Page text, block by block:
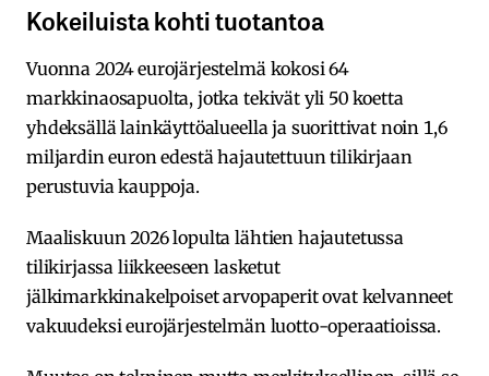
Kokeiluista kohti tuotantoa
Vuonna 2024 eurojärjestelmä kokosi 64
markkinaosapuolta, jotka tekivät yli 50 koetta
yhdeksällä lainkäyttöalueella ja suorittivat noin 1,6
miljardin euron edestä hajautettuun tilikirjaan
perustuvia kauppoja.
Maaliskuun 2026 lopulta lähtien hajautetussa
tilikirjassa liikkeeseen lasketut
jälkimarkkinakelpoiset arvopaperit ovat kelvanneet
vakuudeksi eurojärjestelmän luotto-operaatioissa.